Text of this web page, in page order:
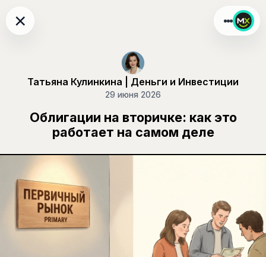
×
Татьяна Кулинкина | Деньги и Инвестиции
29 июня 2026
Облигации на вторичке: как это
работает на самом деле